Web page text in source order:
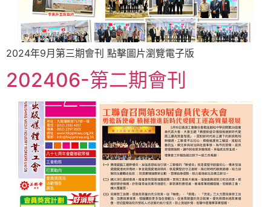
2024年9月第三期會刊 點擊圖片瀏覽電子版
202406-第二期會刊